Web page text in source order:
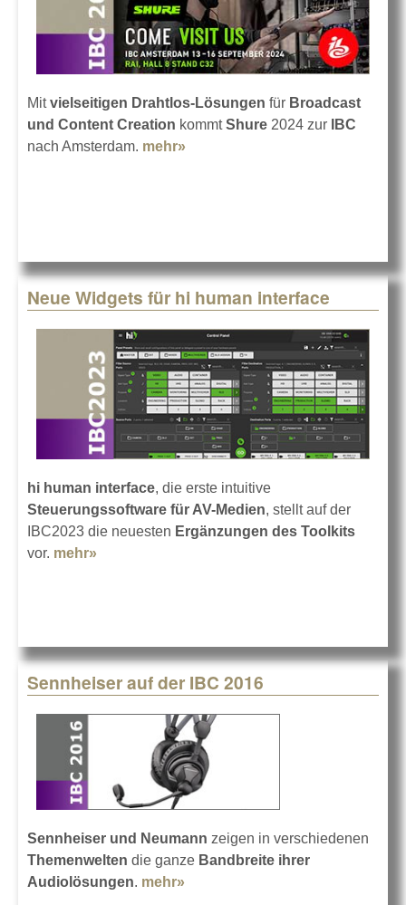
Mitvielseitigen Drahtlos-Lösungen für Broadcast
und Content Creation kommtShure 2024 zur
IBC
nach Amsterdam. mehr»
Neue Widgets für hi human interface
hi human interface, die erste intuitive
Steuerungssoftware für AV-Medien, stellt auf der
IBC2023 die neuesten Ergänzungen des Toolkits
vor. mehr»
Sennheiser auf der IBC 2016
Sennheiser und Neumann zeigen in verschiedenen
Themenwelten die ganze Bandbreite ihrer
Audiolösungen. mehr»